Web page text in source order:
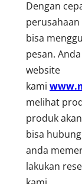
Dengan
bisa
pesan.
website
kami
melihat
produk
bisa
anda
lakukan